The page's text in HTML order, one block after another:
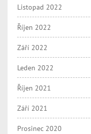
Listopad 2022
Říjen 2022
Září 2022
Leden 2022
Říjen 2021
Září 2021
Prosinec 2020